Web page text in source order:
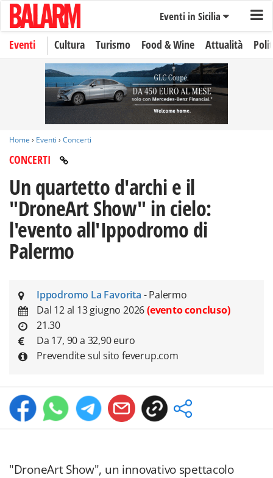
Eventi in Sicilia
Eventi Cultura Turismo Food & Wine Attualità
Home › Eventi › Concerti
CONCERTI
Un quartetto d'archi e il
"DroneArt Show" in cielo:
l'evento all'Ippodromo di
Palermo
Ippodromo La Favorita - Palermo
Dal 12 al 13 giugno 2026(evento concluso)
21.30
Da 17, 90 a 32,90 euro
Prevendite sul sito feverup.com
"DroneArt Show", un innovativo spettacolo